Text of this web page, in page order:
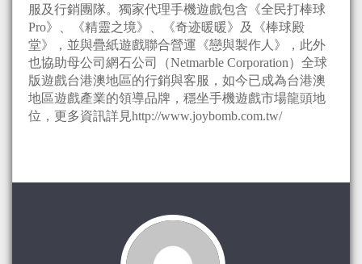
服及行銷團隊。獨家代理手機遊戲包含《全民打棒球
Pro》、《精靈之境》、《奇迹暖暖》及《棒球殿
堂》，並與疊紙遊戲聯合營運《戀與製作人》，此外
也協助母公司網石公司（Netmarble Corporation）全球
版遊戲台港澳地區的行銷與客服，如今已成為台港澳
地區遊戲產業的領導品牌，穩坐手機遊戲市場龍頭地
位，更多資訊詳見http://www.joybomb.com.tw/